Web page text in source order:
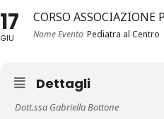
17
GIU
CORSO
Nome Evento Pediatra al Centro
Dettagli
Dott.ssa Gabriella Bottone